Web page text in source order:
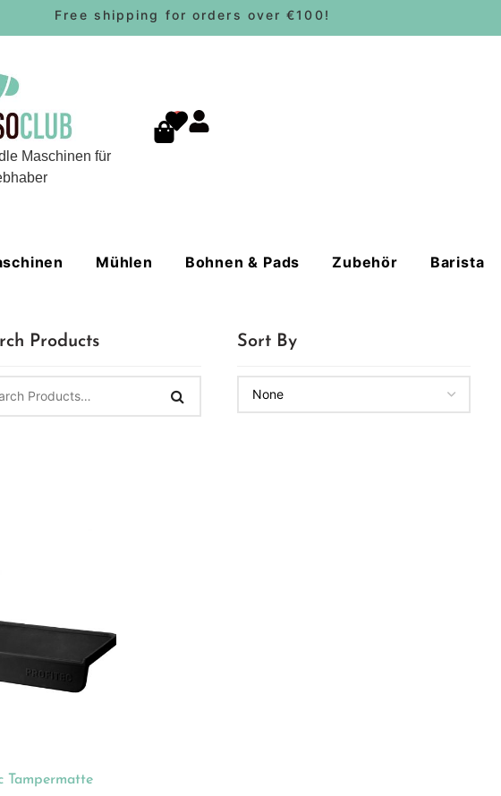
Free shipping for orders over €100!
Maschinen für
0
Mühlen Bohnen & Pads Zubehör Barista
Products Sort By
Kategorien
(2)
(18)
Tampermatte